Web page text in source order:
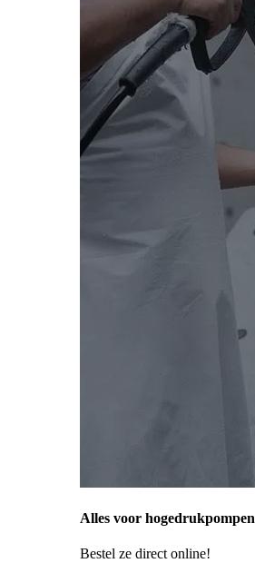
Alles voor hogedrukpompen
Bestel ze direct online!